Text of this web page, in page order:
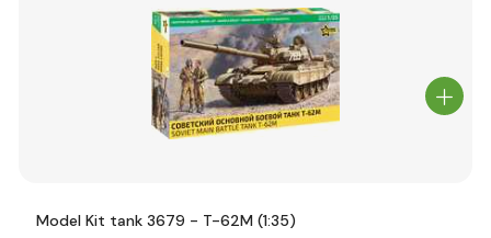
Model Kit tank 3679 - T-62M (1:35)